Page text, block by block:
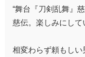
“舞台『刀剣乱舞』
慈伝。楽しみにして
相変わらず頼もし